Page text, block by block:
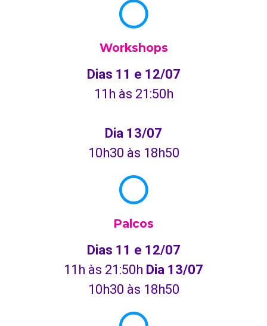
Workshops
Dias 11 e 12/07
11h às 21:50h
Dia 13/07
10h30 às 18h50
Palcos
Dias 11 e 12/07
11h às 21:50h Dia 13/07
10h30 às 18h50